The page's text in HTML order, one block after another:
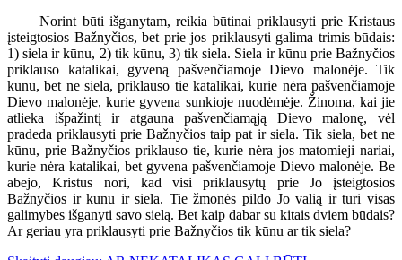
Norint būti išganytam, reikia būtinai priklausyti prie Kristaus
įsteigtosios Bažnyčios, bet prie jos priklausyti galima trimis būdais:
1) siela ir kūnu, 2) tik kūnu, 3) tik siela. Siela ir kūnu prie Bažnyčios
priklauso katalikai, gyveną pašvenčiamoje Dievo malonėje. Tik
kūnu, bet ne siela, priklauso tie katalikai, kurie nėra pašvenčiamoje
Dievo malonėje, kurie gyvena sunkioje nuodėmėje. Žinoma, kai jie
atlieka išpažintį ir atgauna pašvenčiamąją Dievo malonę, vėl
pradeda priklausyti prie Bažnyčios taip pat ir siela. Tik siela, bet ne
kūnu, prie Bažnyčios priklauso tie, kurie nėra jos matomieji nariai,
kurie nėra katalikai, bet gyvena pašvenčiamoje Dievo malonėje. Be
abejo, Kristus nori, kad visi priklausytų prie Jo įsteigtosios
Bažnyčios ir kūnu ir siela. Tie žmonės pildo Jo valią ir turi visas
galimybes išganyti savo sielą. Bet kaip dabar su kitais dviem būdais?
Ar geriau yra priklausyti prie Bažnyčios tik kūnu ar tik siela?